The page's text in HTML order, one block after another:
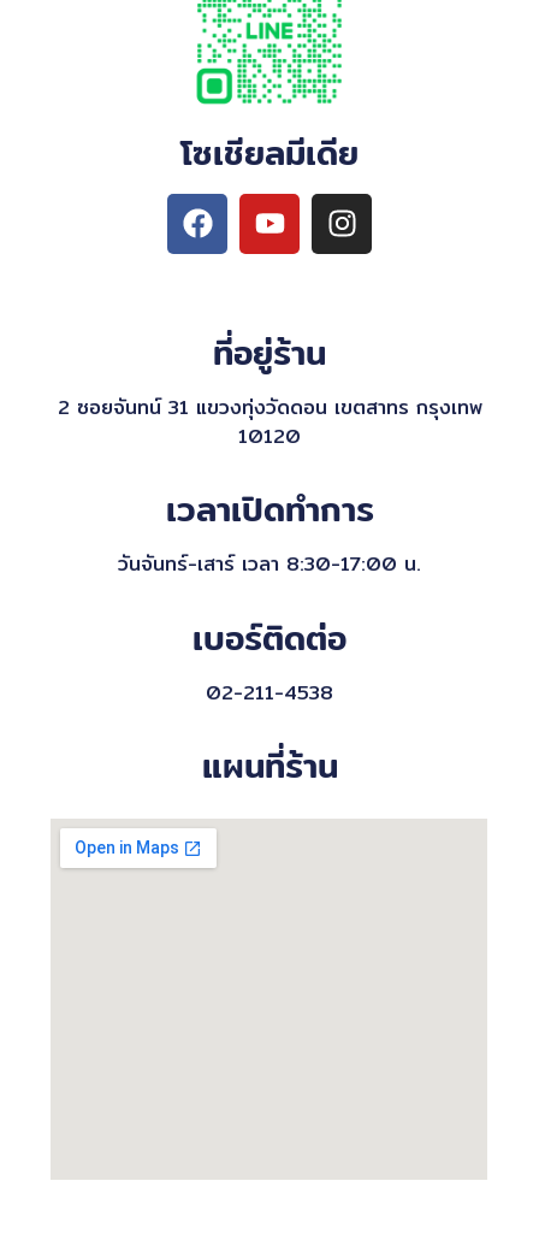
โซเชียลมีเดีย
ที่อยู่ร้าน
2 ซอยจันทน์ 31 แขวงทุ่งวัดดอน เขตสาทร กรุงเทพ
10120
เวลาเปิดทำการ
วันจันทร์-เสาร์ เวลา 8:30-17:00 น.
เบอร์ติดต่อ
02-211-4538
แผนที่ร้าน